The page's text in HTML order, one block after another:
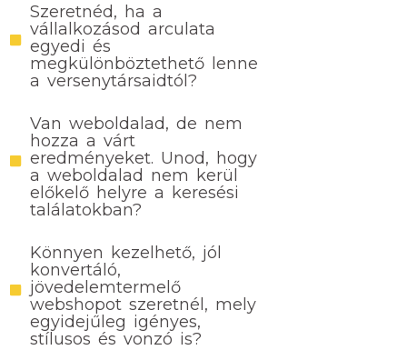
Szeretnéd, ha a
vállalkozásod arculata
egyedi és
megkülönböztethető lenne
a versenytársaidtól?
Van weboldalad, de nem
hozza a várt
eredményeket. Unod, hogy
a weboldalad nem kerül
előkelő helyre a keresési
találatokban?
Könnyen kezelhető, jól
konvertáló,
jövedelemtermelő
webshopot szeretnél, mely
egyidejűleg igényes,
stílusos és vonzó is?